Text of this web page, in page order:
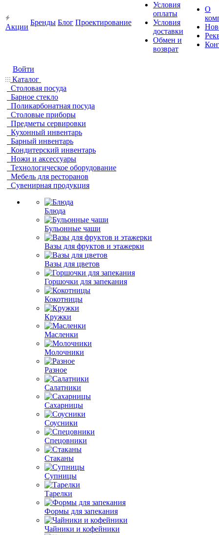
Акции
Бренды Блог Проектирование
Условия
оплаты
Условия
доставки
Обмен и
возврат
О
Войти
Каталог
Столовая посуда
Барное стекло
Поликарбонатная посуда
Столовые приборы
Предметы сервировки
Кухонный инвентарь
Барный инвентарь
Кондитерский инвентарь
Ножи и аксессуары
Технологическое оборудование
Мебель для ресторанов
Сувенирная продукция
Блюда
Бульонные чаши
Вазы для фруктов и этажерки
Вазы для цветов
Горшочки для запекания
Кокотницы
Кружки
Масленки
Молочники
Разное
Салатники
Сахарницы
Соусники
Спецовники
Стаканы
Супницы
Тарелки
Формы для запекания
Чайники и кофейники